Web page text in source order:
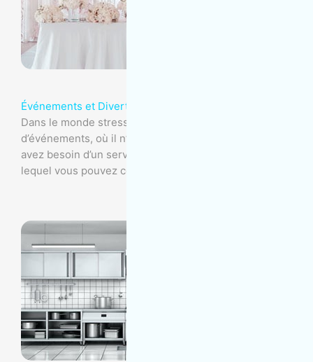
Événements et Divertissement
Dans le monde stressant de la planification
d’événements, où il n’y a aucune place à l’erreur, vous
avez besoin d’un service d’entretien ménager sur
lequel vous pouvez compter.